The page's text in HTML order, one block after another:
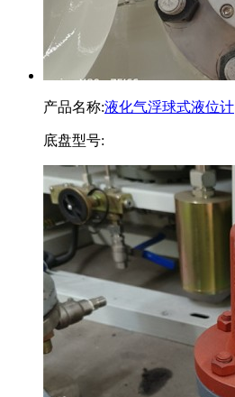
产品名称:液化气浮球式液位计
底盘型号: